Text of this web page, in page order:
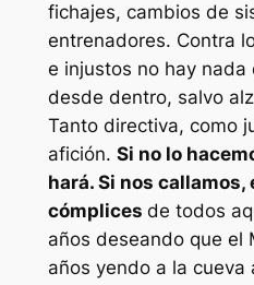
fichajes, cambios de
entrenadores. Contra
e injustos no hay nada
desde dentro, salvo
Tanto directiva, como
afición. Si no lo
hará. Si nos
cómplices de todos
años deseando que el
años yendo a la